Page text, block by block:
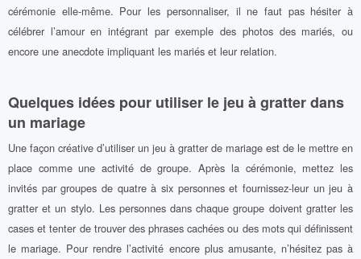
cérémonie elle-même. Pour les personnaliser, il ne faut pas hésiter à
célébrer l’amour en intégrant par exemple des photos des mariés, ou
encore une anecdote impliquant les mariés et leur relation.
Quelques idées pour utiliser le jeu à gratter dans
un mariage
Une façon créative d’utiliser un jeu à gratter de mariage est de le mettre en
place comme une activité de groupe. Après la cérémonie, mettez les
invités par groupes de quatre à six personnes et fournissez-leur un jeu à
gratter et un stylo. Les personnes dans chaque groupe doivent gratter les
cases et tenter de trouver des phrases cachées ou des mots qui définissent
le mariage. Pour rendre l’activité encore plus amusante, n’hésitez pas à